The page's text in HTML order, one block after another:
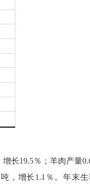
增长19.5％； 羊肉产量
， 增长1.1％。年末生